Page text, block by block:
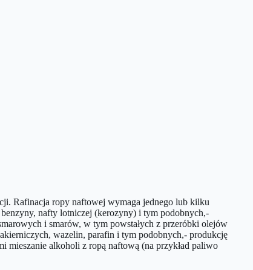
Rafinacja ropy naftowej wymaga jednego lub kilku
nafty lotniczej (kerozyny) i tym podobnych,-
i smarów, w tym powstałych z przeróbki olejów
wazelin, parafin i tym podobnych,- produkcję
alkoholi z ropą naftową (na przykład paliwo